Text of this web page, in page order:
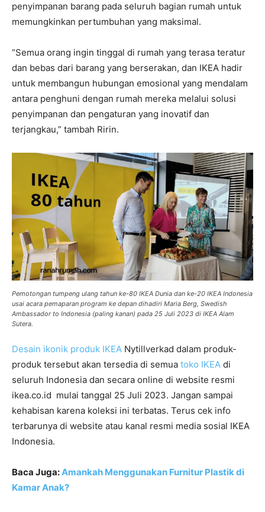
penyimpanan barang pada seluruh bagian rumah untuk
memungkinkan pertumbuhan yang maksimal.
“Semua orang ingin tinggal di rumah yang terasa teratur
dan bebas dari barang yang berserakan, dan IKEA hadir
untuk membangun hubungan emosional yang mendalam
antara penghuni dengan rumah mereka melalui solusi
penyimpanan dan pengaturan yang inovatif dan
terjangkau,” tambah Ririn.
Pemotongan tumpeng ulang tahun ke-80 IKEA Dunia dan ke-20 IKEA Indonesia
usai acara pemaparan program ke depan dihadiri Maria Berg, Swedish
Ambassador to Indonesia (paling kanan) pada 25 Juli 2023 di IKEA Alam
Sutera.
Desain ikonik produk IKEA Nytillverkad dalam produk-
produk tersebut akan tersedia di semua toko IKEA di
seluruh Indonesia dan secara online di website resmi
ikea.co.id mulai tanggal 25 Juli 2023. Jangan sampai
kehabisan karena koleksi ini terbatas. Terus cek info
terbarunya di website atau kanal resmi media sosial IKEA
Indonesia.
Baca Juga:Amankah Menggunakan Furnitur Plastik di
Kamar Anak?